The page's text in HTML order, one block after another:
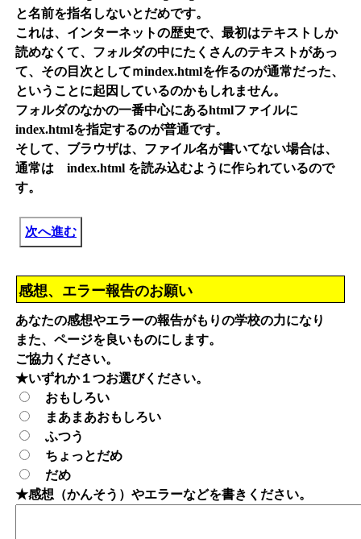
と名前を指名しないとだめです。
これは、インターネットの歴史で、最初はテキストしか
読めなくて、フォルダの中にたくさんのテキストがあっ
て、その目次としてｍindex.htmlを作るのが通常だった、
ということに起因しているのかもしれません。
フォルダのなかの一番中心にあるhtmlファイルに
index.htmlを指定するのが普通です。
そして、ブラウザは、ファイル名が書いてない場合は、
通常は index.html を読み込むように作られているので
す。
次へ進む
感想、エラー報告のお願い
あなたの感想やエラーの報告がもりの学校の力になり
また、ページを良いものにします。
ご協力ください。
★いずれか１つお選びください。
おもしろい
まあまあおもしろい
ふつう
ちょっとだめ
だめ
★感想（かんそう）やエラーなどを書きください。